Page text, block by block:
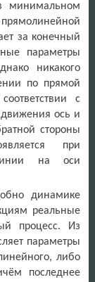
минимальном
за конечный
параметры
никакого
по прямой
с
ось и
стороны
при
на оси
динамике
реальные
процесс. Из
параметры
либо
последнее